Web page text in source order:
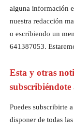
alguna información
nuestra redacción
o escribiendo un
641387053.
Esta y otras
subscribiéndote
Puedes subscribirte
disponer de todas